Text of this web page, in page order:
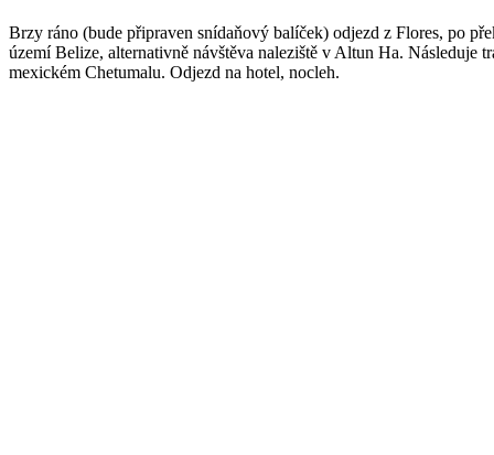
Brzy ráno (bude připraven snídaňový balíček) odjezd z Flores, po
území Belize, alternativně návštěva naleziště v Altun Ha. Následuje
mexickém Chetumalu. Odjezd na hotel, nocleh.